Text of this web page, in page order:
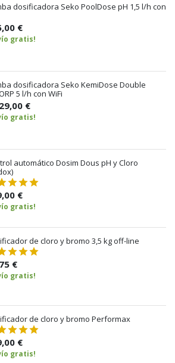
dosificadora Seko PoolDose pH 1,5 l/h con
€
gratis!
dosificadora Seko KemiDose Double
5 l/h con WiFi
€
gratis!
automático Dosim Dous pH y Cloro
€
gratis!
de cloro y bromo 3,5 kg off-line
€
gratis!
de cloro y bromo Performax
€
gratis!